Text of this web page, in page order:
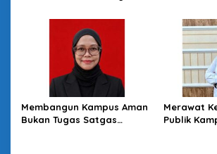
Membangun Kampus Aman
Bukan Tugas Satgas
Merawat
Publik